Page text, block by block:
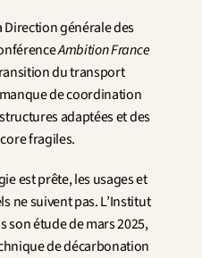
Direction générale des
Ambition France
du transport
de coordination
adaptées et des
fragiles.
est prête, les usages et
ne suivent pas. L’Institut
son étude de mars 2025,
de décarbonation